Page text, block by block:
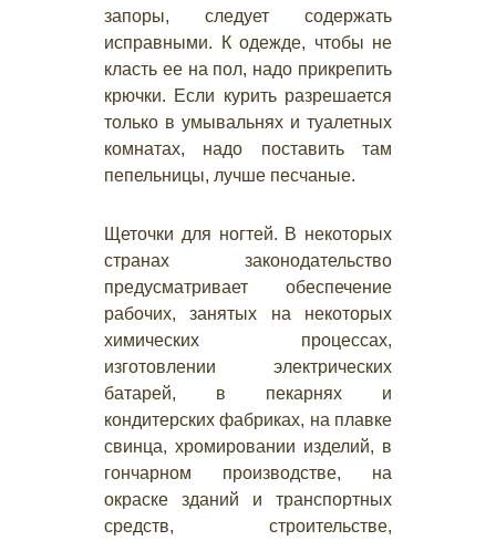
запоры, следует содержать
исправными. К одежде, чтобы не
класть ее на пол, надо прикрепить
крючки. Если курить разрешается
только в умывальнях и туалетных
комнатах, надо поставить там
пепельницы, лучше песчаные.
Щеточки для ногтей. В некоторых
странах законодательство
предусматривает обеспечение
рабочих, занятых на некоторых
химических процессах,
изготовлении электрических
батарей, в пекарнях и
кондитерских фабриках, на плавке
свинца, хромировании изделий, в
гончарном производстве, на
окраске зданий и транспортных
средств, строительстве,